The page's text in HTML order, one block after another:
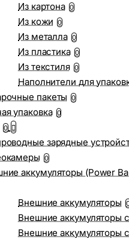
Из картона 0
Из кожи 0
Из металла 0
Из пластика 0
Из текстиля 0
Наполнители для
пакеты 0
упаковка 0
0
зарядные
0
аккумуляторы (Power
Внешние аккумуляторы
Внешние аккумуляторы
Внешние аккумуляторы